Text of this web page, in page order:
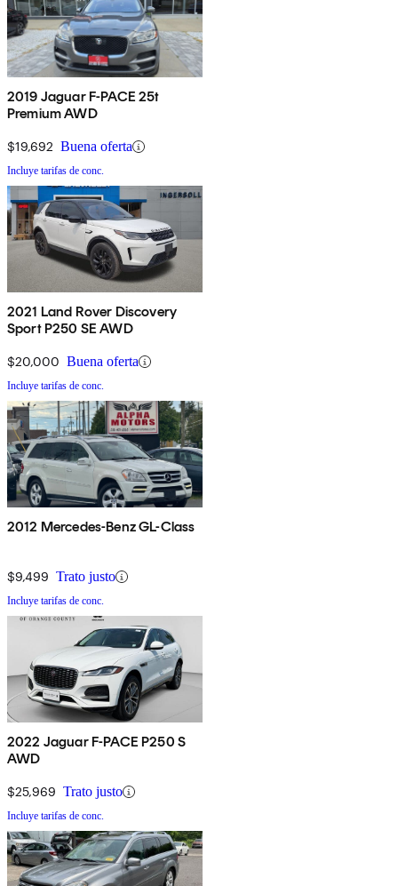
2019 Jaguar F-PACE 25t
Premium AWD
$19,692 Buena oferta
Incluye tarifas de conc.
2021 Land Rover Discovery
Sport P250 SE AWD
$20,000 Buena oferta
Incluye tarifas de conc.
2012 Mercedes-Benz GL-Class
$9,499 Trato justo
Incluye tarifas de conc.
2022 Jaguar F-PACE P250 S
AWD
$25,969 Trato justo
Incluye tarifas de conc.